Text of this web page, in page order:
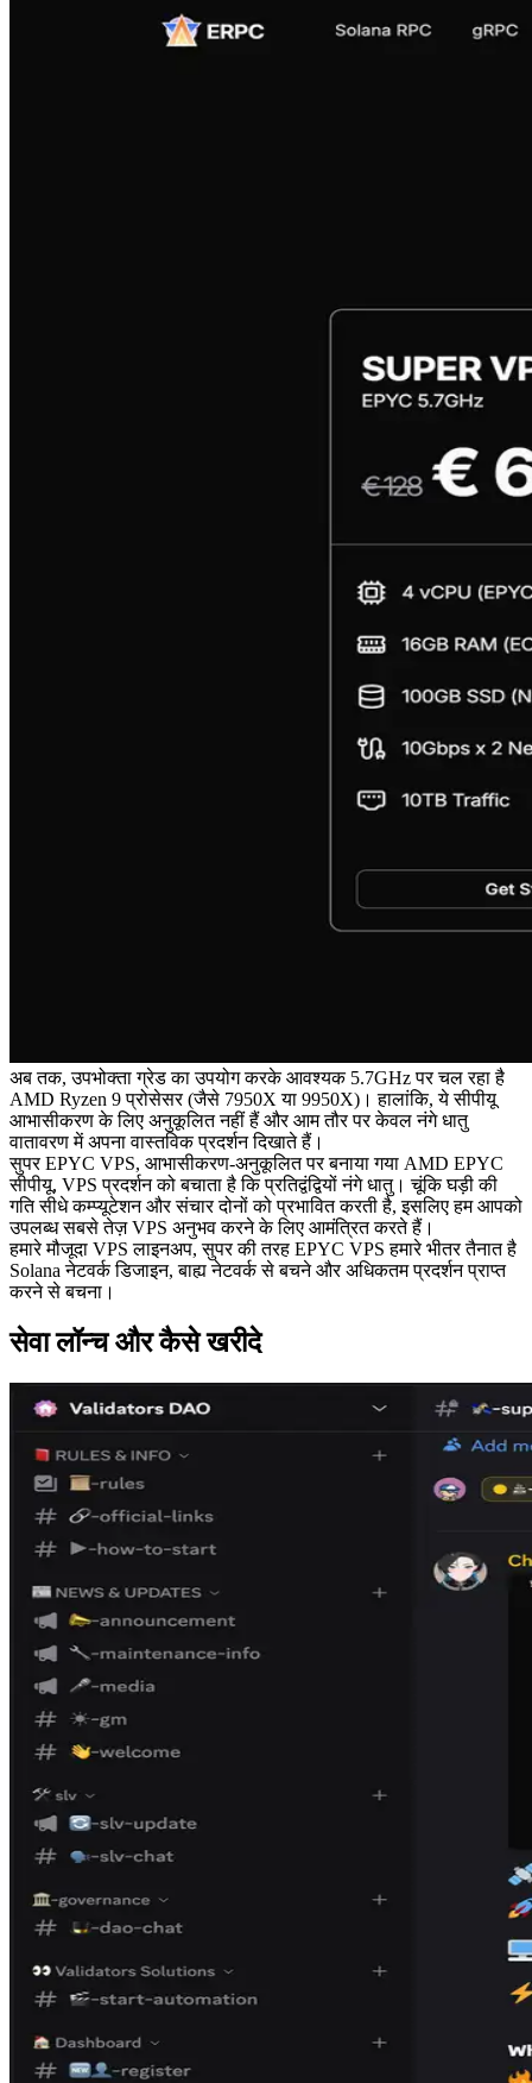
अब तक, उपभोक्ता ग्रेड का उपयोग करके आवश्यक 5.7GHz पर चल रहा है
AMD Ryzen 9 प्रोसेसर (जैसे 7950X या 9950X)। हालांकि, ये सीपीयू
आभासीकरण के लिए अनुकूलित नहीं हैं और आम तौर पर केवल नंगे धातु
वातावरण में अपना वास्तविक प्रदर्शन दिखाते हैं।
सुपर EPYC VPS, आभासीकरण-अनुकूलित पर बनाया गया AMD EPYC
सीपीयू, VPS प्रदर्शन को बचाता है कि प्रतिद्वंद्वियों नंगे धातु। चूंकि घड़ी की
गति सीधे कम्प्यूटेशन और संचार दोनों को प्रभावित करती है, इसलिए हम आपको
उपलब्ध सबसे तेज़ VPS अनुभव करने के लिए आमंत्रित करते हैं।
हमारे मौजूदा VPS लाइनअप, सुपर की तरह EPYC VPS हमारे भीतर तैनात है
Solana नेटवर्क डिजाइन, बाह्य नेटवर्क से बचने और अधिकतम प्रदर्शन प्राप्त
करने से बचना।
सेवा लॉन्च और कैसे खरीदे